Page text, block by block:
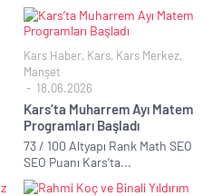
Kars Haber, Kars, Kars Merkez,
Manşet
18.06.2026
Kars’ta Muharrem Ayı Matem
Programları Başladı
73 / 100 Altyapı Rank Math SEO
SEO Puanı Kars’ta...